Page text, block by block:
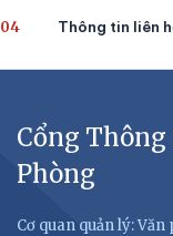
04 Thông tin liên
Cổng
Phòng
Cơ quan quản lý: